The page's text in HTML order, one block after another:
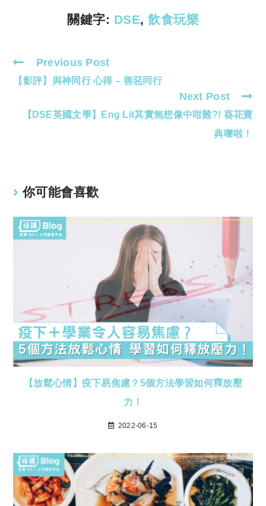
關鍵字: DSE, 飲食玩樂
Read
more
Previous Post
【影評】與神同行 心得 – 善惡同行
Next Post
【DSE英國文學】Eng Lit其實無想像中咁難?! 葵花寶
典嚟啦！
你可能會喜歡
【放鬆心情】疫下易焦慮？5個方法學習如何釋放壓
力！
2022-06-15